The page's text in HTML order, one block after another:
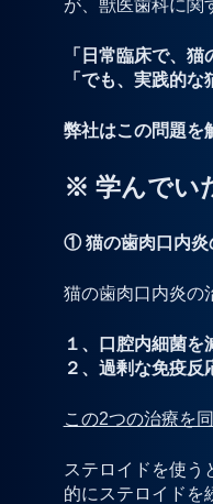
が、獣医歯科に関
「日常臨床で、
「でも、実践的
弊社はこの問題を
※ 学んでい
① 猫の歯肉口内炎
猫の歯肉口内炎の
１、口腔内細菌を
２、過剰な免疫反
この2つの治療を
ステロイドを使う
的にステロイドを